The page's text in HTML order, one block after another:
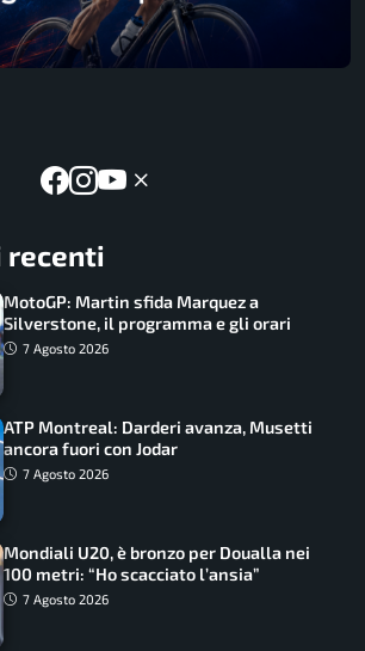
MotoGP: Martin sfida Marquez a
Silverstone, il programma e gli orari
7 Agosto 2026
ATP Montreal: Darderi avanza, Musetti
ancora fuori con Jodar
7 Agosto 2026
Mondiali U20, è bronzo per Doualla nei
100 metri: “Ho scacciato l’ansia”
7 Agosto 2026